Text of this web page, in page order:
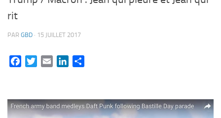
rit
PAR GBD · 15 JUILLET 2017
FacebookTwitterEmail LinkedIn